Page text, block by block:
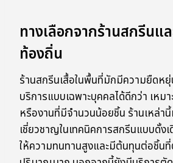
ทางเลือกจากร้านสกรีนแล
ท้องถิ่น
ร้านสกรีนเสื้อในพื้นที่มักมีความยืดหยุ่
บริการแบบเฉพาะบุคคลได้ดีกว่า เหม
หรืองานที่มีจำนวนน้อยชิ้น ร้านเหล่า
เชี่ยวชาญในเทคนิคการสกรีนแบบดั้ง
ให้ความทนทานสูงและมีต้นทุนต่อชิ้น